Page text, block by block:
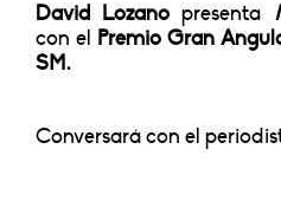
David Lozano presenta
con el Premio Gran
SM.
Conversará con el